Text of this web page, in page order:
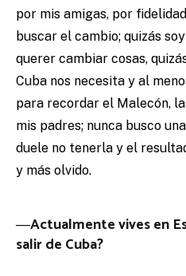
por mis amigas, por
buscar el cambio; quizás
querer cambiar cosas,
Cuba nos necesita y al
para recordar el Malecón,
mis padres; nunca busco
duele no tenerla y el
y más olvido.
―Actualmente vives en
salir de Cuba?